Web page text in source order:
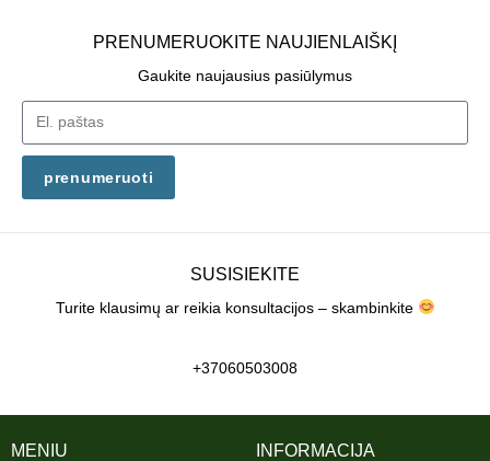
PRENUMERUOKITE NAUJIENLAIŠKĮ
Gaukite naujausius pasiūlymus
prenumeruoti
SUSISIEKITE
Turite klausimų ar reikia konsultacijos – skambinkite
+37060503008
INFORMACIJA
MENIU